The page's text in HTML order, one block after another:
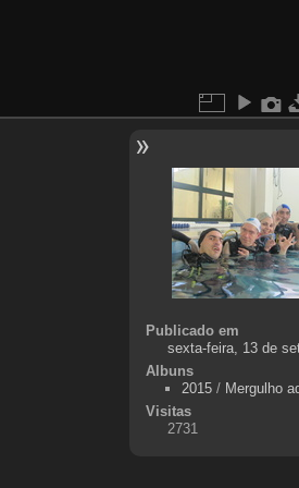
Publicado em
sexta-feira, 13 de
Albuns
2015/ Mergulho
Visitas
2731